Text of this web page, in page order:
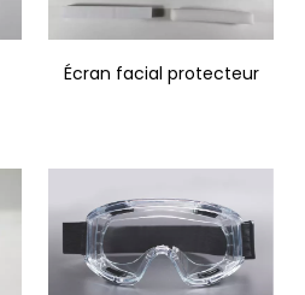
Écran facial protecteur